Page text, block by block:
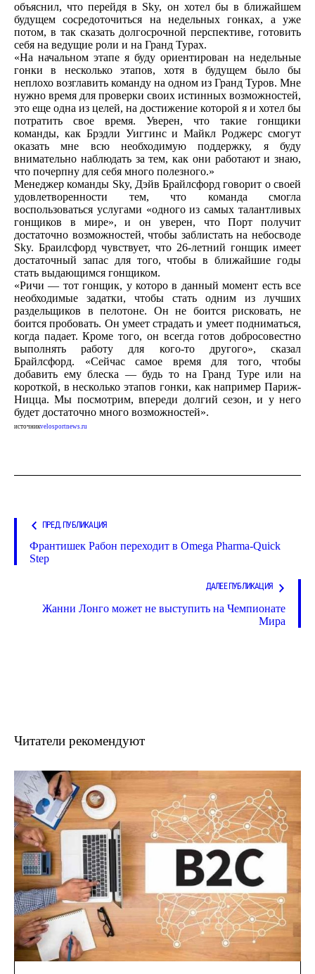
объяснил, что перейдя в Sky, он хотел бы в ближайшем
будущем сосредоточиться на недельных гонках, а уже
потом, в так сказать долгосрочной перспективе, готовить
себя на ведущие роли и на Гранд Турах.
«На начальном этапе я буду ориентирован на недельные
гонки в несколько этапов, хотя в будущем было бы
неплохо возглавить команду на одном из Гранд Туров. Мне
нужно время для проверки своих истинных возможностей,
это еще одна из целей, на достижение которой я и хотел бы
потратить свое время. Уверен, что такие гонщики
команды, как Брэдли Уиггинс и Майкл Роджерс смогут
оказать мне всю необходимую поддержку, я буду
внимательно наблюдать за тем, как они работают и знаю,
что почерпну для себя много полезного.»
Менеджер команды Sky, Дэйв Брайлсфорд говорит о своей
удовлетворенности тем, что команда смогла
воспользоваться услугами «одного из самых талантливых
гонщиков в мире», и он уверен, что Порт получит
достаточно возможностей, чтобы заблистать на небосводе
Sky. Браилсфорд чувствует, что 26-летний гонщик имеет
достаточный запас для того, чтобы в ближайшие годы
стать выдающимся гонщиком.
«Ричи — тот гонщик, у которо в данный момент есть все
необходимые задатки, чтобы стать одним из лучших
раздельщиков в пелотоне. Он не боится рисковать, не
боится пробовать. Он умеет страдать и умеет подниматься,
когда падает. Кроме того, он всегда готов добросовестно
выполнять работу для кого-то другого», сказал
Брайлсфорд. «Сейчас самое время для того, чтобы
добавить ему блеска — будь то на Гранд Туре или на
короткой, в несколько этапов гонки, как например Париж-
Ницца. Мы посмотрим, впереди долгий сезон, и у него
будет достаточно много возможностей».
источникvelosportnews.ru
ПРЕД. ПУБЛИКАЦИЯ
Франтишек Рабон переходит в Omega Pharma-Quick
Step
ДАЛЕЕ ПУБЛИКАЦИЯ
Жанни Лонго может не выступить на Чемпионате
Мира
Читатели рекомендуют